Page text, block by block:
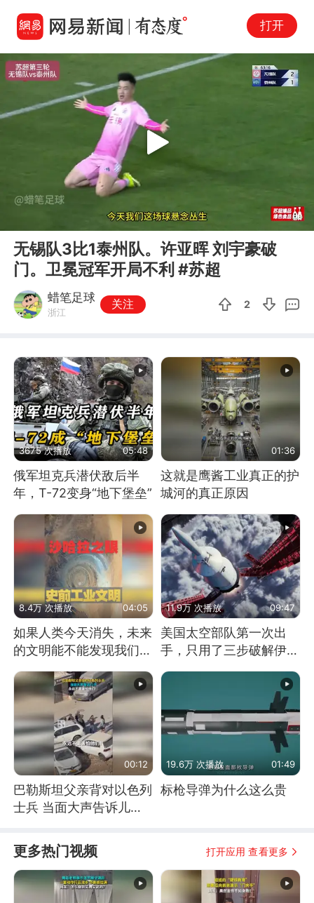
打开
Play
无锡队3比1泰州队。许亚晖 刘宇豪破
门。卫冕冠军开局不利 #苏超
蜡笔足球
浙江
关注 2
3675 次播放 05:48
俄军坦克兵潜伏敌后半
年，T-72变身“地下堡垒”
01:36
这就是鹰酱工业真正的护
城河的真正原因
8.4万 次播放 04:05
如果人类今天消失，未来
的文明能不能发现我们存
11.9万 次播放 09:47
美国太空部队第一次出
手，只用了三步破解伊朗
00:12
巴勒斯坦父亲背对以色列
士兵 当面大声告诉儿
19.6万 次播放 01:49
标枪导弹为什么这么贵
更多热门视频 打开应用 查看更多